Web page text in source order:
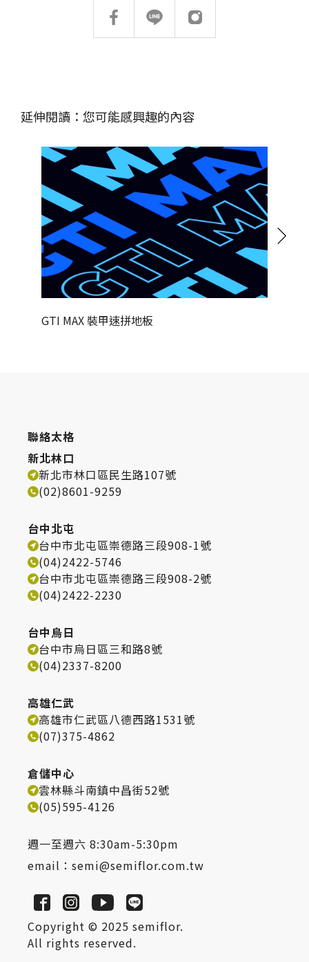
延伸閱讀：您可能感興趣的內容
GTI MAX 裝甲速拼地板
聯絡太格
新北林口
新北市林口區民生路107號
(02)8601-9259
台中北屯
台中市北屯區崇德路三段908-1號
(04)2422-5746
台中市北屯區崇德路三段908-2號
(04)2422-2230
台中烏日
台中市烏日區三和路8號
(04)2337-8200
高雄仁武
高雄市仁武區八德西路1531號
(07)375-4862
倉儲中心
雲林縣斗南鎮中昌街52號
(05)595-4126
週一至週六 8:30am-5:30pm
email： semi@semiflor.com.tw
Copyright © 2025 semiflor.
All rights reserved.